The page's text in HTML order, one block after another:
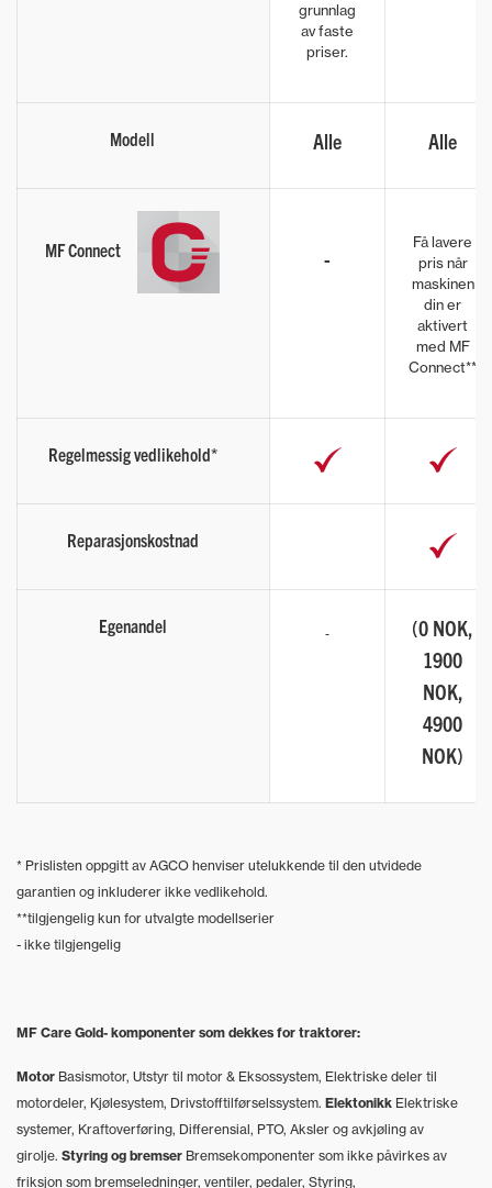
grunnlag
av faste
priser.
Modell Alle Alle
MF Connect -
Få lavere
pris når
maskinen
din er
aktivert
med MF
Connect**
Regelmessig vedlikehold*
Reparasjonskostnad
Egenandel
(0 NOK,
1900
NOK,
4900
NOK)
* Prislisten oppgitt av AGCO henviser utelukkende til den utvidede
garantien og inkluderer ikke vedlikehold.
**tilgjengelig kun for utvalgte modellserier
- ikke tilgjengelig
MF Care Gold- komponenter som dekkes for traktorer:
Motor Basismotor, Utstyr til motor & Eksossystem, Elektriske deler til
motordeler, Kjølesystem, Drivstofftilførselssystem. Elektonikk Elektriske
systemer, Kraftoverføring, Differensial, PTO, Aksler og avkjøling av
girolje. Styring og bremser Bremsekomponenter som ikke påvirkes av
friksjon som bremseledninger, ventiler, pedaler, Styring,